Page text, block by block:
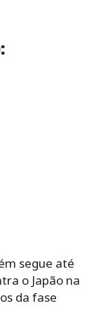
segue até
o Japão na
da fase